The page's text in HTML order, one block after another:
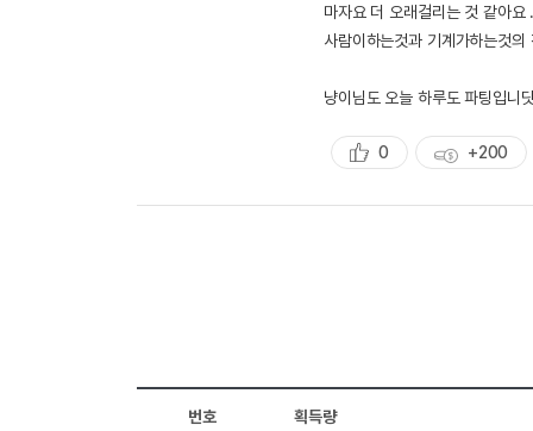
작
성
마자요 더 오래걸리는 것 같아요
사람이하는것과 기계가하는것의
냥이님도 오늘 하루도 파팅입니
추
천
0
획
득
+200
번호 획득량